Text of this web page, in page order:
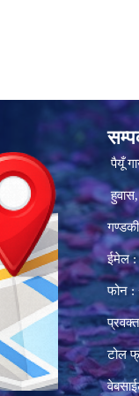
पैयूँ
हुवास,
ईमेल
फोन
टोल